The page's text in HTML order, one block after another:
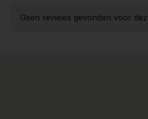
Geen reviews gevonden voor